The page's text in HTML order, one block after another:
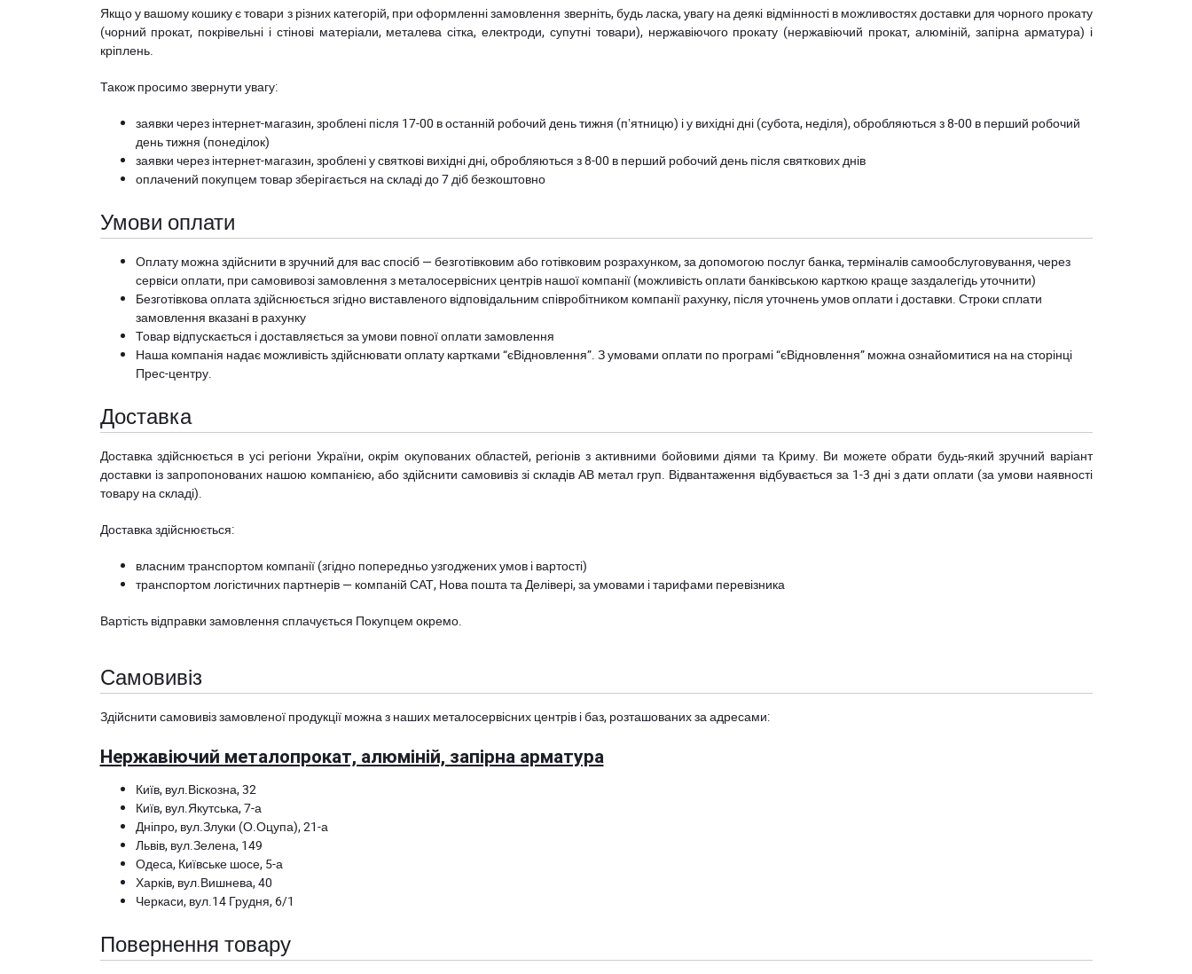
Якщо у вашому кошику є товари з різних категорій, при оформленні замовлення зверніть, будь ласка, увагу на деякі відмінності в можливостях доставки для чорного прокату
(чорний прокат, покрівельні і стінові матеріали, металева сітка, електроди, супутні товари), нержавіючого прокату (нержавіючий прокат, алюміній, запірна арматура) і
кріплень.
Також просимо звернути увагу:
заявки через інтернет-магазин, зроблені після 17-00 в останній робочий день тижня (пʼятницю) і у вихідні дні (субота, неділя), обробляються з 8-00 в перший робочий
день тижня (понеділок)
заявки через інтернет-магазин, зроблені у святкові вихідні дні, обробляються з 8-00 в перший робочий день після святкових днів
оплачений покупцем товар зберігається на складі до 7 діб безкоштовно
Умови оплати
Оплату можна здійснити в зручний для вас спосіб — безготівковим або готівковим розрахунком, за допомогою послуг банка, терміналів самообслуговування, через
сервіси оплати, при самовивозі замовлення з металосервісних центрів нашої компанії (можливість оплати банківською карткою краще заздалегідь уточнити)
Безготівкова оплата здійснюється згідно виставленого відповідальним співробітником компанії рахунку, після уточнень умов оплати і доставки. Строки сплати
замовлення вказані в рахунку
Товар відпускається і доставляється за умови повної оплати замовлення
Наша компанія надає можливість здійснювати оплату картками “єВідновлення”. З умовами оплати по програмі “єВідновлення” можна ознайомитися на на сторінці
Прес-центру.
Доставка
Доставка здійснюється в усі регіони України, окрім окупованих областей, регіонів з активними бойовими діями та Криму. Ви можете обрати будь-який зручний варіант
доставки із запропонованих нашою компанією, або здійснити самовивіз зі складів АВ метал груп. Відвантаження відбувається за 1-3 дні з дати оплати (за умови наявності
товару на складі).
Доставка здійснюється:
власним транспортом компанії (згідно попередньо узгоджених умов і вартості)
транспортом логістичних партнерів — компаній САТ, Нова пошта та Делівері, за умовами і тарифами перевізника
Вартість відправки замовлення сплачується Покупцем окремо.
Самовивіз
Здійснити самовивіз замовленої продукції можна з наших металосервісних центрів і баз, розташованих за адресами:
Нержавіючий металопрокат, алюміній, запірна арматура
Київ, вул.Віскозна, 32
Київ, вул.Якутська, 7-а
Дніпро, вул.Злуки (О.Оцупа), 21-а
Львів, вул.Зелена, 149
Одеса, Київське шосе, 5-а
Харків, вул.Вишнева, 40
Черкаси, вул.14 Грудня, 6/1
Повернення товару